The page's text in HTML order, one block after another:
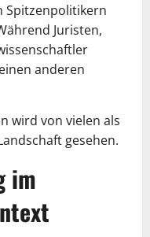
Spitzenpolitikern
Juristen,
anderen
wird von vielen als
gesehen.
im